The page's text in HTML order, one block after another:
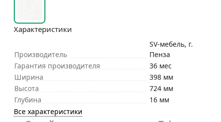
Характеристики
Производитель
SV-мебель, г.
Пенза
Гарантия производителя
36 мес
Ширина
398 мм
Высота
724 мм
Глубина
16 мм
Все характеристики